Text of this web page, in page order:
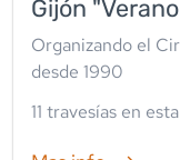
Gijón
Organizando el
desde 1990
11 travesías en